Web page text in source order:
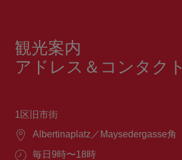
観光案内
アドレス＆コンタクト
1区旧市街
場
Albertinaplatz／Maysedergasse角
営
毎日9時〜18時